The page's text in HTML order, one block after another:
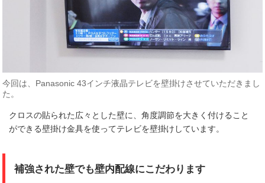
今回は、Panasonic 43インチ液晶テレビを壁掛けさせていただきまし
た。
クロスの貼られた広々とした壁に、角度調節を大きく付けること
ができる壁掛け金具を使ってテレビを壁掛けしています。
補強された壁でも壁内配線にこだわります